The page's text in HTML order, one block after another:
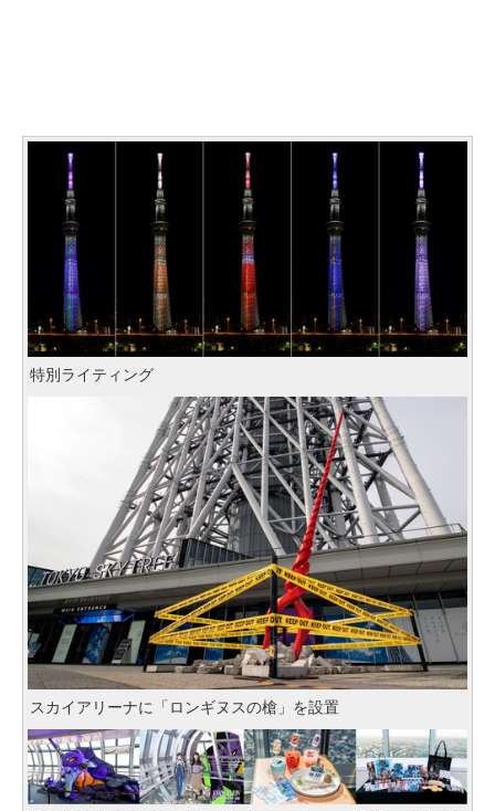
特別ライティング
スカイアリーナに「ロンギヌスの槍」を設置